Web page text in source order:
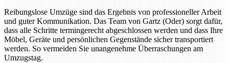
Reibungslose Umzüge sind das Ergebnis von professioneller Arbeit
und guter Kommunikation. Das Team von Gartz (Oder) sorgt dafür,
dass alle Schritte termingerecht abgeschlossen werden und dass Ihre
Möbel, Geräte und persönlichen Gegenstände sicher transportiert
werden. So vermeiden Sie unangenehme Überraschungen am
Umzugstag.